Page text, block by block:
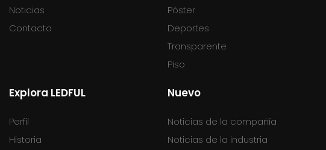
Noticias
Contacto
Póster
Deportes
Transparente
Piso
Explora LEDFUL
Perfil
Historia
Nuevo
Noticias de la compañía
Noticias de la industria